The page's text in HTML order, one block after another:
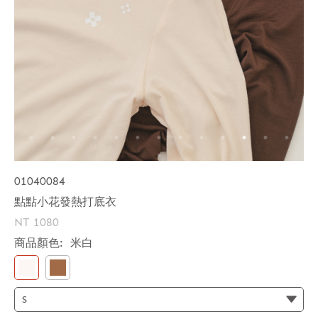
01040084
點點小花發熱打底衣
NT 1080
商品顏色: 米白